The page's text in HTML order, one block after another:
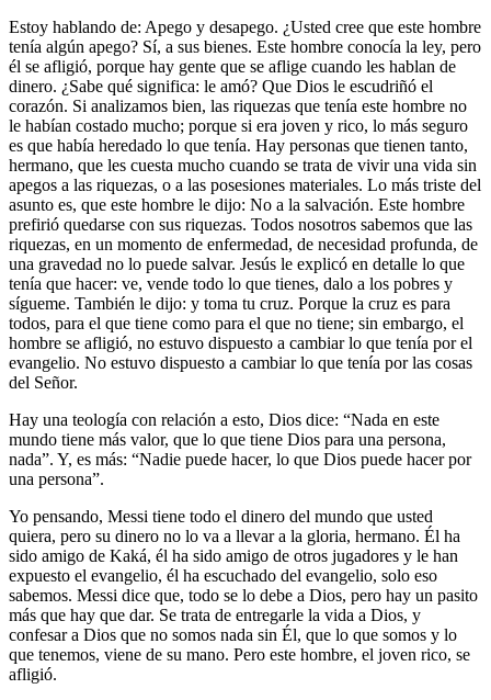
Estoy hablando de: Apego y desapego. ¿Usted cree que este hombre
tenía algún apego? Sí, a sus bienes. Este hombre conocía la ley, pero
él se afligió, porque hay gente que se aflige cuando les hablan de
dinero. ¿Sabe qué significa: le amó? Que Dios le escudriñó el
corazón. Si analizamos bien, las riquezas que tenía este hombre no
le habían costado mucho; porque si era joven y rico, lo más seguro
es que había heredado lo que tenía. Hay personas que tienen tanto,
hermano, que les cuesta mucho cuando se trata de vivir una vida sin
apegos a las riquezas, o a las posesiones materiales. Lo más triste del
asunto es, que este hombre le dijo: No a la salvación. Este hombre
prefirió quedarse con sus riquezas. Todos nosotros sabemos que las
riquezas, en un momento de enfermedad, de necesidad profunda, de
una gravedad no lo puede salvar. Jesús le explicó en detalle lo que
tenía que hacer: ve, vende todo lo que tienes, dalo a los pobres y
sígueme. También le dijo: y toma tu cruz. Porque la cruz es para
todos, para el que tiene como para el que no tiene; sin embargo, el
hombre se afligió, no estuvo dispuesto a cambiar lo que tenía por el
evangelio. No estuvo dispuesto a cambiar lo que tenía por las cosas
del Señor.
Hay una teología con relación a esto, Dios dice: “Nada en este
mundo tiene más valor, que lo que tiene Dios para una persona,
nada”. Y, es más: “Nadie puede hacer, lo que Dios puede hacer por
una persona”.
Yo pensando, Messi tiene todo el dinero del mundo que usted
quiera, pero su dinero no lo va a llevar a la gloria, hermano. Él ha
sido amigo de Kaká, él ha sido amigo de otros jugadores y le han
expuesto el evangelio, él ha escuchado del evangelio, solo eso
sabemos. Messi dice que, todo se lo debe a Dios, pero hay un pasito
más que hay que dar. Se trata de entregarle la vida a Dios, y
confesar a Dios que no somos nada sin Él, que lo que somos y lo
que tenemos, viene de su mano. Pero este hombre, el joven rico, se
afligió.